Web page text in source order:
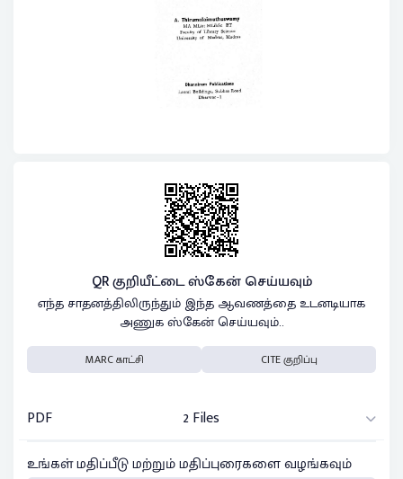
QR குறியீட்டை ஸ்கேன் செய்யவும்
எந்த சாதனத்திலிருந்தும் இந்த ஆவணத்தை உடனடியாக
அணுக ஸ்கேன் செய்யவும்..
MARC காட்சி CITE குறிப்பு
PDF
2 Files
உங்கள் மதிப்பீடு மற்றும் மதிப்புரைகளை வழங்கவும்